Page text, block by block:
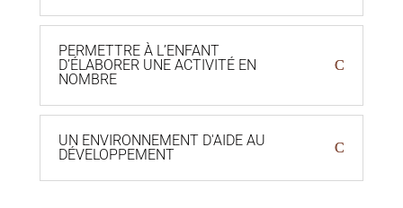
PERMETTRE À L’ENFANT
D’ÉLABORER UNE ACTIVITÉ EN
NOMBRE
UN ENVIRONNEMENT D'AIDE AU
DÉVELOPPEMENT